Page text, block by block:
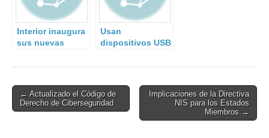
Interior inaugura
sus nuevas
para la
infraestructuras
críticas.
Usan
dispositivos USB
atacar
crítica.
Post
navigation
← Actualizado el Código de
Derecho de Ciberseguridad
Implicaciones de la Directiva
NIS para los Estados
Miembros →